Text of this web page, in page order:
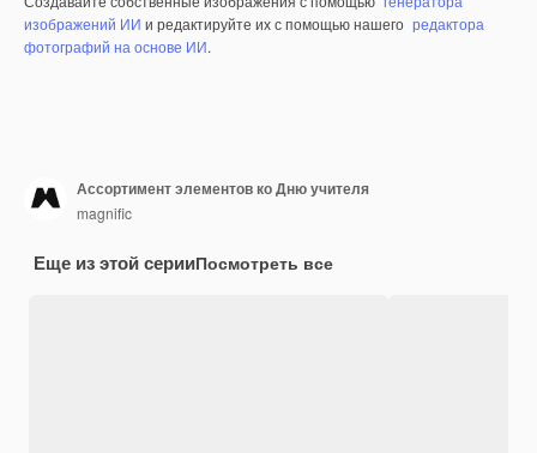
изображений ИИ и редактируйте их с помощью нашего редактора
фотографий на основе ИИ.
Ассортимент элементов ко Дню учителя
magnific
Еще из этой серииПосмотреть все